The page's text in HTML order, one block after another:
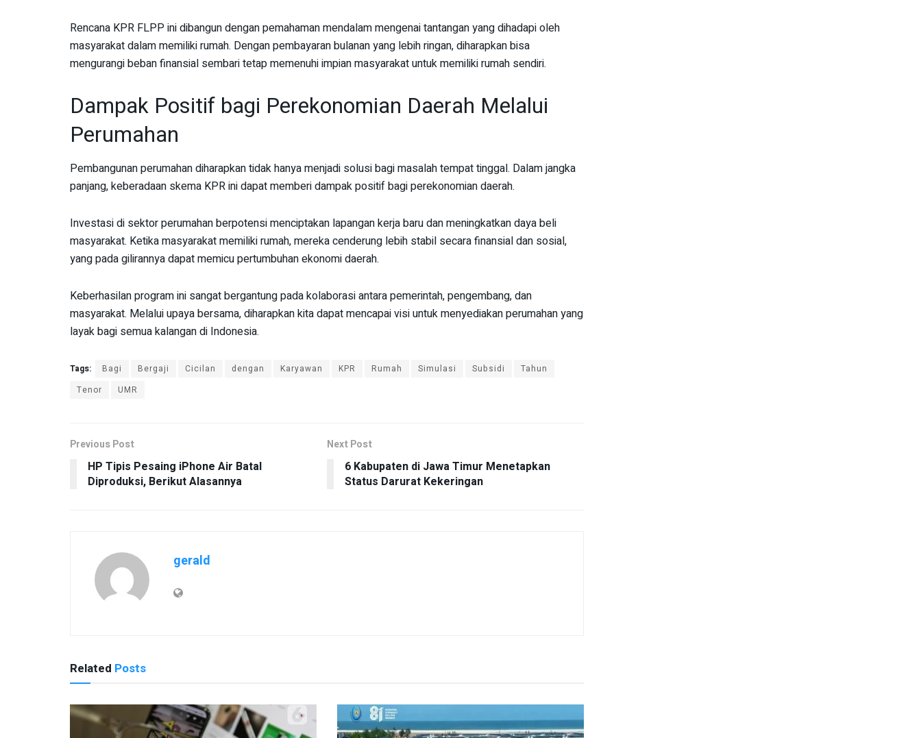
Rencana KPR FLPP ini dibangun dengan pemahaman mendalam mengenai tantangan yang dihadapi oleh
masyarakat dalam memiliki rumah. Dengan pembayaran bulanan yang lebih ringan, diharapkan bisa
mengurangi beban finansial sembari tetap memenuhi impian masyarakat untuk memiliki rumah sendiri.
Dampak Positif bagi Perekonomian Daerah Melalui
Perumahan
Pembangunan perumahan diharapkan tidak hanya menjadi solusi bagi masalah tempat tinggal. Dalam jangka
panjang, keberadaan skema KPR ini dapat memberi dampak positif bagi perekonomian daerah.
Investasi di sektor perumahan berpotensi menciptakan lapangan kerja baru dan meningkatkan daya beli
masyarakat. Ketika masyarakat memiliki rumah, mereka cenderung lebih stabil secara finansial dan sosial,
yang pada gilirannya dapat memicu pertumbuhan ekonomi daerah.
Keberhasilan program ini sangat bergantung pada kolaborasi antara pemerintah, pengembang, dan
masyarakat. Melalui upaya bersama, diharapkan kita dapat mencapai visi untuk menyediakan perumahan yang
layak bagi semua kalangan di Indonesia.
Tags: Bagi Bergaji Cicilan dengan Karyawan KPR Rumah Simulasi Subsidi
Tahun
Tenor
UMR
Previous Post
HP Tipis Pesaing iPhone Air Batal
Diproduksi, Berikut Alasannya
Next Post
6 Kabupaten di Jawa Timur Menetapkan
Status Darurat Kekeringan
gerald
Related Posts